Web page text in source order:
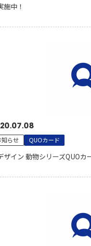
施中！
知らせ QUOカード
ザイン 動物シリーズQUOカ